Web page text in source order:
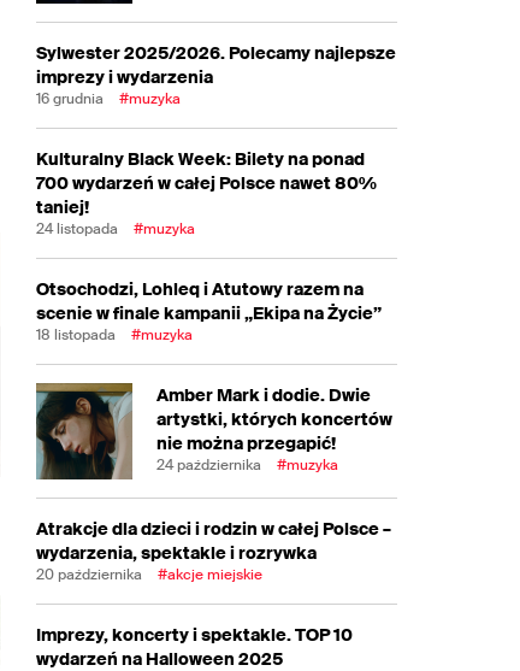
Sylwester 2025/2026. Polecamy najlepsze
imprezy i wydarzenia
16 grudnia #muzyka
Kulturalny Black Week: Bilety na ponad
700 wydarzeń w całej Polsce nawet 80%
taniej!
24 listopada #muzyka
Otsochodzi, Lohleq i Atutowy razem na
scenie w finale kampanii „Ekipa na Życie”
18 listopada #muzyka
Amber Mark i dodie. Dwie
artystki, których koncertów
nie można przegapić!
24 października #muzyka
Atrakcje dla dzieci i rodzin w całej Polsce –
wydarzenia, spektakle i rozrywka
20 października #akcje miejskie
Imprezy, koncerty i spektakle. TOP 10
wydarzeń na Halloween 2025